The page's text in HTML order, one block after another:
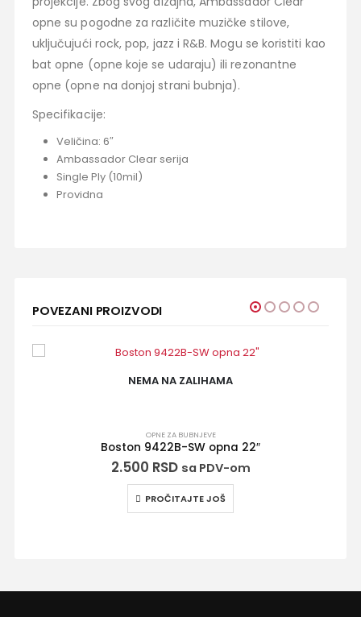
opne su pogodne za različite muzičke stilove,
uključujući rock, pop, jazz i R&B. Mogu se koristiti kao
bat opne (opne koje se udaraju) ili rezonantne
opne (opne na donjoj strani bubnja).
Specifikacije:
Veličina: 6″
Ambassador Clear serija
Single Ply (10mil)
Providna
POVEZANI PROIZVODI